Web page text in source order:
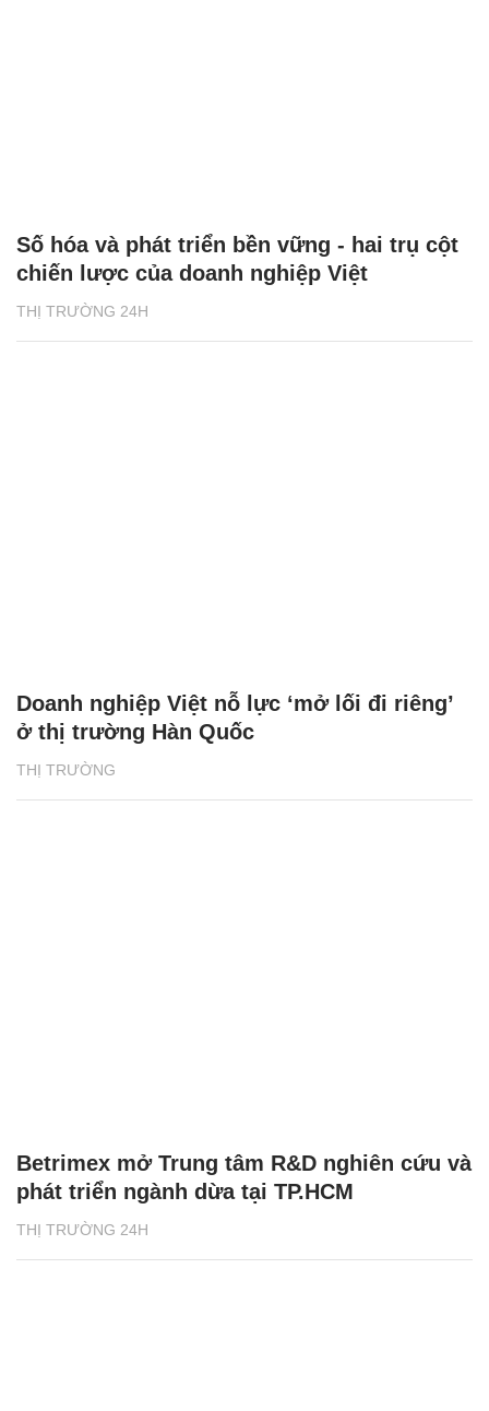
THỊ TRƯỜNG 24H
Số hóa và phát triển bền vững - hai trụ cột
chiến lược của doanh nghiệp Việt
THỊ TRƯỜNG
Doanh nghiệp Việt nỗ lực ‘mở lối đi riêng’
ở thị trường Hàn Quốc
THỊ TRƯỜNG 24H
Betrimex mở Trung tâm R&D nghiên cứu và
phát triển ngành dừa tại TP.HCM